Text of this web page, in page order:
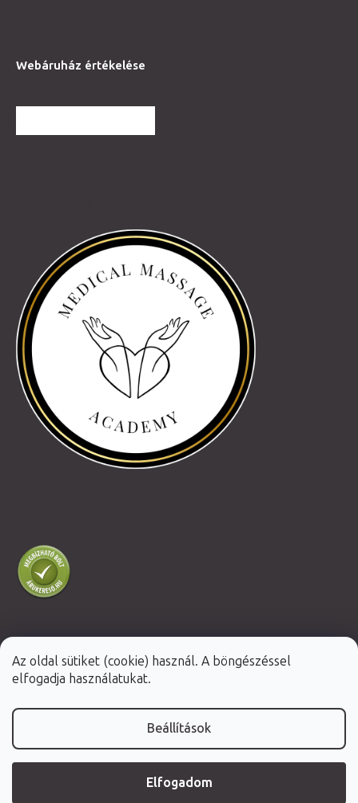
Az oldal sütiket (cookie) használ. A böngészéssel
elfogadja használatukat.
Beállítások
Elfogadom
Webáruház értékelése
Shoptet Premium készítette